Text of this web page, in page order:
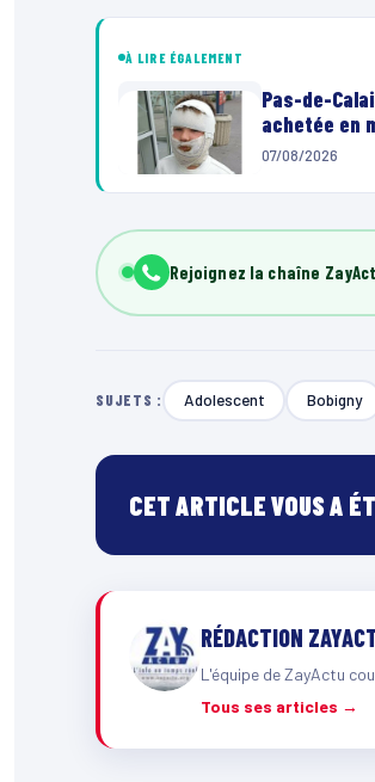
À LIRE ÉGALEMENT
Pas-de-
achetée en
07/08/2026
Rejoignez la chaîne
SUJETS : Adolescent Bobigny
CET ARTICLE VOUS A
RÉDACTION
L'équipe de ZayActu
Tous ses articles →